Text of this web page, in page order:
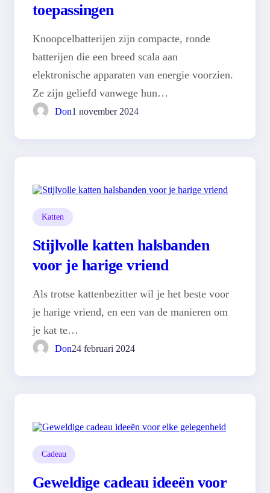
toepassingen
Knoopcelbatterijen zijn compacte, ronde
batterijen die een breed scala aan
elektronische apparaten van energie voorzien.
Ze zijn geliefd vanwege hun…
Don1 november 2024
Katten
Stijlvolle katten halsbanden
voor je harige vriend
Als trotse kattenbezitter wil je het beste voor
je harige vriend, en een van de manieren om
je kat te…
Don24 februari 2024
Cadeau
Geweldige cadeau ideeën voor